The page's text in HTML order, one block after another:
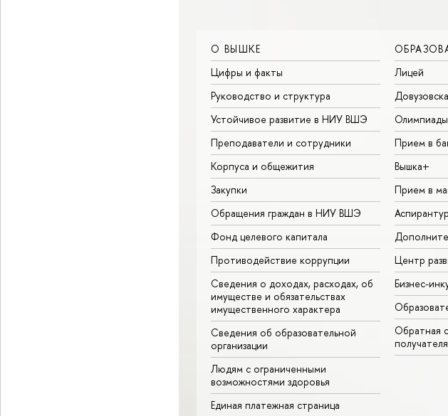
О ВЫШКЕ
Цифры и факты
Руководство и структура
Устойчивое развитие в НИУ ВШЭ
Преподаватели и сотрудники
Корпуса и общежития
Закупки
Обращения граждан в НИУ ВШЭ
Фонд целевого капитала
Противодействие коррупции
Сведения о доходах, расходах, об
имуществе и обязательствах
имущественного характера
Сведения об образовательной
организации
Людям с ограниченными
возможностями здоровья
Единая платежная страница
Лицей
Олимпиады
Прием в
Вышка+
Прием в
Центр
Бизнес-
Обратная